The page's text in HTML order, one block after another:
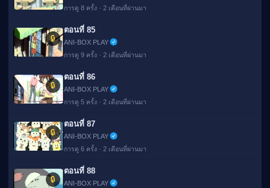
การดู 8 ครั้ง · 2 เดือนที่ผ่านมา
🔒
ตอนที่ 85
ANI-BOX PLAY
การดู 9 ครั้ง · 2 เดือนที่ผ่านมา
🔒
ตอนที่ 86
ANI-BOX PLAY
การดู 5 ครั้ง · 2 เดือนที่ผ่านมา
🔒
ตอนที่ 87
ANI-BOX PLAY
การดู 6 ครั้ง · 2 เดือนที่ผ่านมา
🔒
ตอนที่ 88
ANI-BOX PLAY